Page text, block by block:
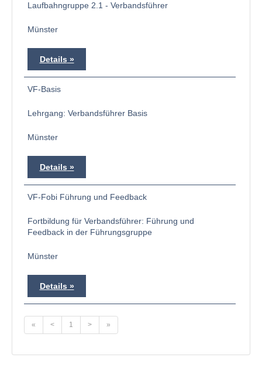
Laufbahngruppe 2.1 - Verbandsführer
Münster
Details
VF-Basis
Lehrgang: Verbandsführer Basis
Münster
Details
VF-Fobi Führung und Feedback
Fortbildung für Verbandsführer: Führung und
Feedback in der Führungsgruppe
Münster
Details
« < 1 > »